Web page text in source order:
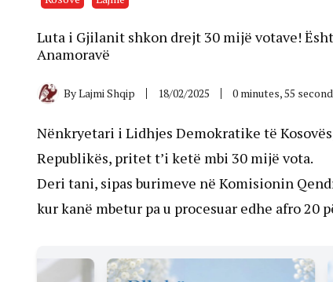
Luta i Gjilanit shkon drejt 30 mijë votave!
Anamoravë
ByLajmi Shqip 18/02/2025 0 minutes, 55
Nënkryetari i Lidhjes Demokratike të
Republikës, pritet t’i ketë mbi 30 mijë vota.
Deri tani, sipas burimeve në Komisionin
kur kanë mbetur pa u procesuar edhe afro 20